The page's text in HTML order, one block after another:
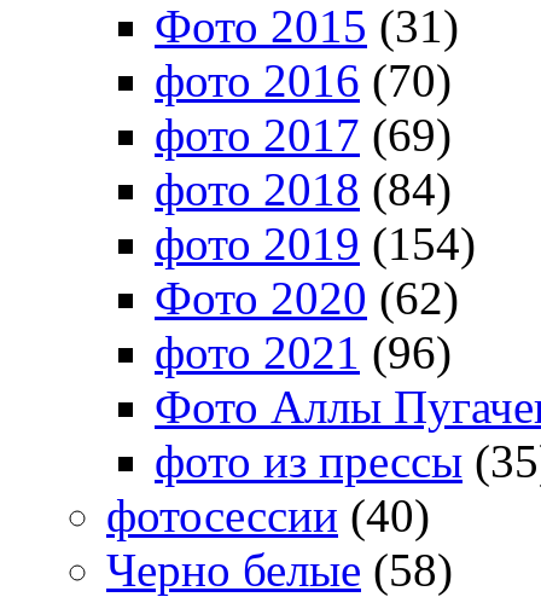
Фото 2015 (31)
фото 2016 (70)
фото 2017 (69)
фото 2018 (84)
фото 2019 (154)
Фото 2020 (62)
фото 2021 (96)
Фото Аллы
фото из прессы
фотосессии (40)
Черно белые (58)